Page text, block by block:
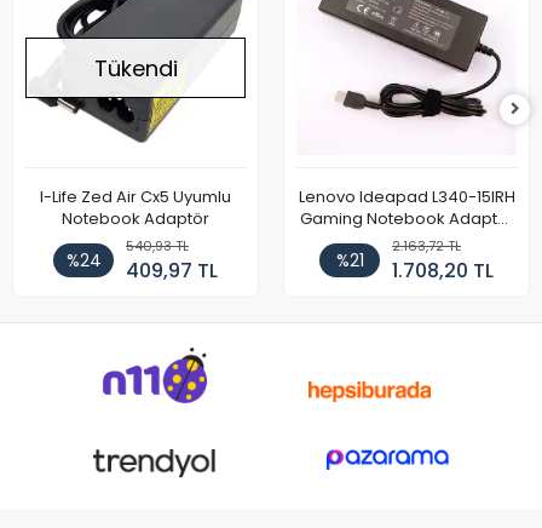
Tükendi
I-Life Zed Air Cx5 Uyumlu
Notebook Adaptör
%24
540,93 TL
409,97 TL
Lenovo Ideapad L340-15IRH
Gaming Notebook Adaptör
Cihazı Şarj Aleti (150W)
%21
2.163,72 TL
1.708,20 TL